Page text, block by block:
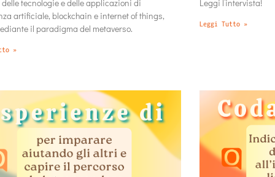
tecnologie e delle applicazioni di
artificiale, blockchain e internet of things,
il paradigma del metaverso.
»
Leggi l’intervista!
Leggi Tutto »